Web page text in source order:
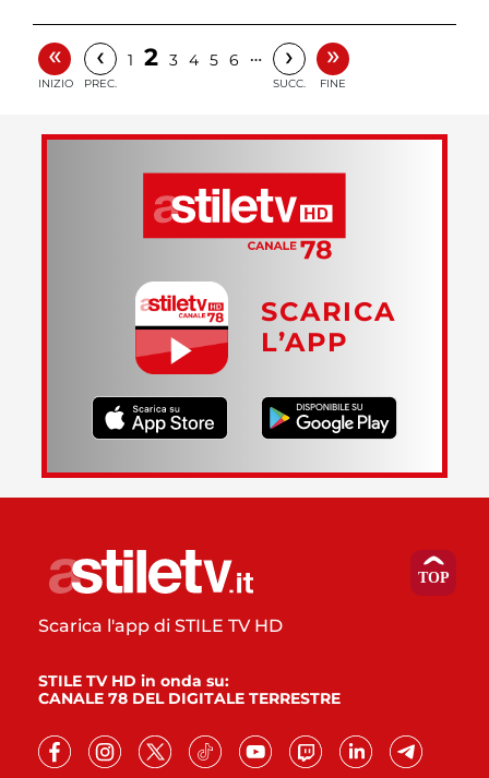
«
INIZIO
‹
PREC.
1 2 3 4 5 6 … ›
SUCC.
»
FINE
SCARICA
L’APP
Scarica l'app di STILE TV HD
STILE TV HD in onda su:
CANALE 78 DEL DIGITALE TERRESTRE